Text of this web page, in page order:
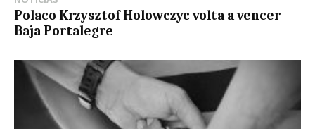
Polaco Krzysztof Holowczyc volta a vencer
Baja Portalegre